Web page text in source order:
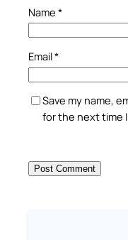
Name *
Email*
Save my name,
for the next time